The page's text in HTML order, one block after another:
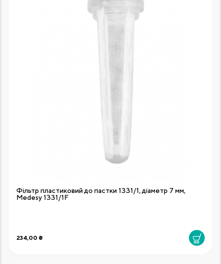
Фільтр пластиковий до пастки 1331/1, діаметр 7 мм,
Medesy 1331/1F
234,00 ₴